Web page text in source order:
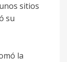
sitios
su
la